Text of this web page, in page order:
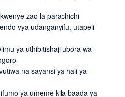
zao la parachichi
vya udanganyifu, utapeli
ya uthibitishaji ubora wa
na sayansi ya hali ya
ya umeme kila baada ya